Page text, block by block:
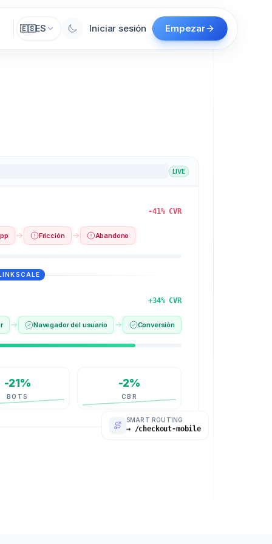
🇪🇸ES Iniciar sesión Empezar
SMART ROUTING
→ /checkout-mobile
LIVE
-41% CVR
Fricción Abandono
+34% CVR
Navegador del usuario Conversión
-21%
BOTS
-2%
CBR